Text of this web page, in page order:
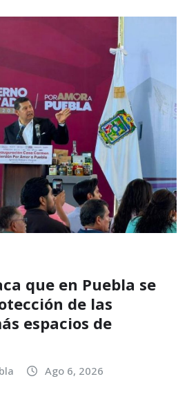
que en Puebla se
de las
espacios de
Ago 6, 2026